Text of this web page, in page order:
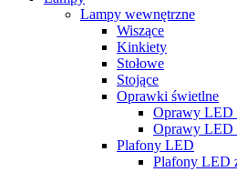
Lampy wewnętrzne
Wiszące
Kinkiety
Stołowe
Stojące
Oprawki świetlne
Oprawy LED
Oprawy LED
Plafony LED
Plafony LED